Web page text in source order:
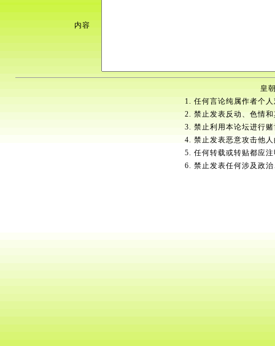
内容
皇
1. 任何言论纯属作者个
2. 禁止发表反动、色情
3. 禁止利用本论坛进行
4. 禁止发表恶意攻击他
5. 任何转载或转贴都应
6. 禁止发表任何涉及政